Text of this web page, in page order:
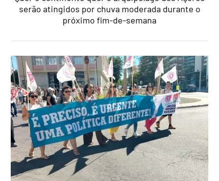
serão atingidos por chuva moderada durante o
próximo fim-de-semana